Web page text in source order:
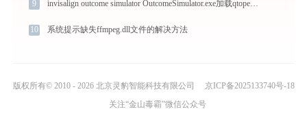
9 invisalign outcome simulator OutcomeSimulator.exe加载qtopengl4.dll文件丢失处理办法
10 系统提示缺失ffmpeg.dll文件的解决方法
版权所有© 2010 - 2026 北京灵豹智能科技有限公司
京ICP备2025133740号-18
关注“金山毒霸”微信公众号